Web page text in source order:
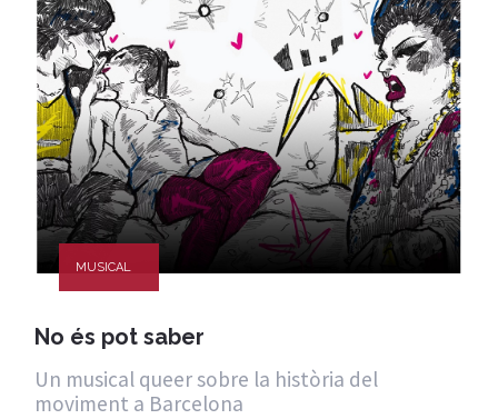
MUSICAL
No és pot saber
Un musical queer sobre la història del
moviment a Barcelona